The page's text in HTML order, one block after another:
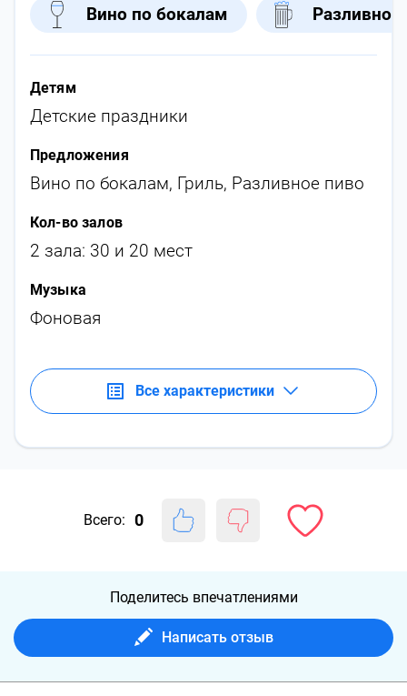
Вино по бокалам Разливное
Детям
Детские праздники
Предложения
Вино по бокалам, Гриль, Разливное пиво
Кол-во залов
2 зала: 30 и 20 мест
Музыка
Фоновая
Все характеристики
Всего: 0
Поделитесь впечатлениями
Написать отзыв